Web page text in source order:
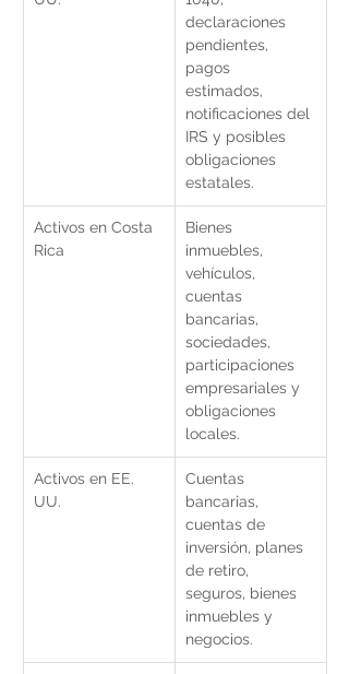
declaraciones
pendientes,
pagos
estimados,
notificaciones del
IRS y posibles
obligaciones
estatales.
Activos en Costa
Rica
Bienes
inmuebles,
vehículos,
cuentas
bancarias,
sociedades,
participaciones
empresariales y
obligaciones
locales.
Activos en EE.
UU.
Cuentas
bancarias,
cuentas de
inversión, planes
de retiro,
seguros, bienes
inmuebles y
negocios.